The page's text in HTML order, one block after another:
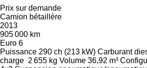
Prix sur demande
Camion bétaillère
2013
905 000 km
Euro 6
Puissance 290 ch (213 kW) Carburant
charge 2 655 kg Volume 36,92 m³